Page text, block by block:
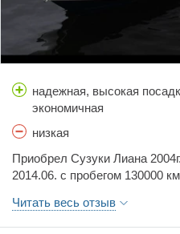
надежная, высокая
экономичная
низкая
Приобрел Сузуки Лиана
2014.06. с пробегом 130000
главное надежный, на
216000 км, т. е. за 28 мес.
Читать весь отзыв